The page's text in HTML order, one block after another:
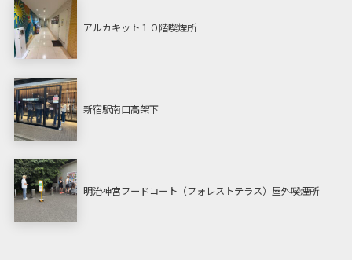
アルカキット１０階喫煙所
新宿駅南口高架下
明治神宮フードコート（フォレストテラス）屋外喫煙所